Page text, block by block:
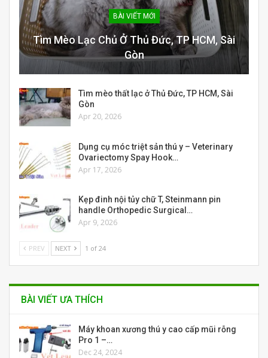
BÀI VIẾT MỚI
Tìm Mèo Lạc Chủ Ở Thủ Đức, TP HCM, Sài
Gòn
Tìm mèo thất lạc ở Thủ Đức, TP HCM, Sài
Gòn
Apr 20, 2026
Dụng cụ móc triệt sản thú y – Veterinary
Ovariectomy Spay Hook…
Apr 17, 2026
Kẹp đinh nội tủy chữ T, Steinmann pin
handle Orthopedic Surgical…
Apr 9, 2026
PREV NEXT 1 of 24
BÀI VIẾT ƯA THÍCH
Máy khoan xương thú y cao cấp mũi rỗng
Pro 1 –…
Dec 24, 2024